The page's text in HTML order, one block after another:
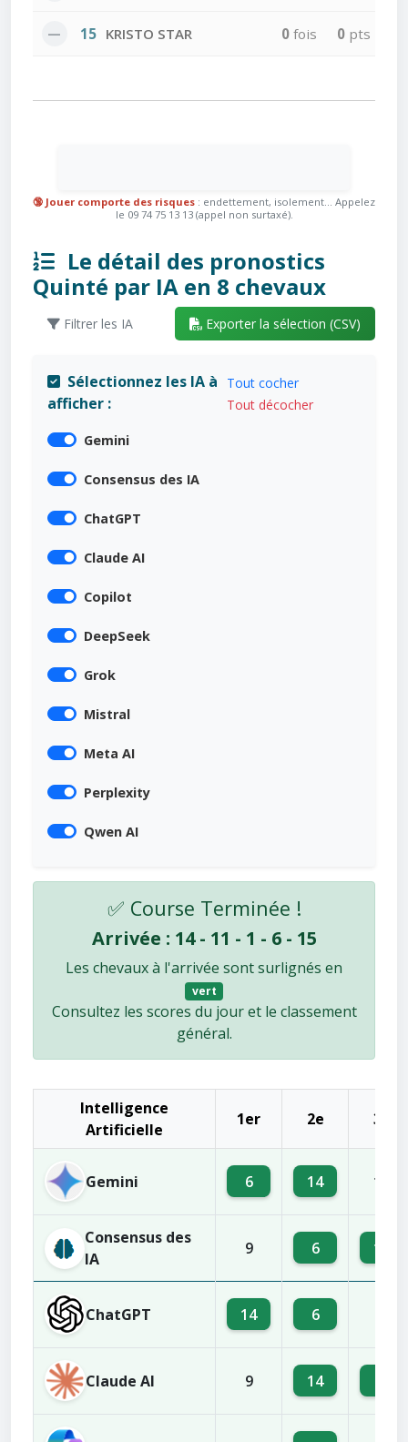
— 15 KRISTO STAR 0 fois 0 pts
🔞 Jouer comporte des risques : endettement, isolement... Appelez
le 09 74 75 13 13 (appel non surtaxé).
Le détail des pronostics
Quinté par IA en 8 chevaux
Filtrer les IA Exporter la sélection (CSV)
Sélectionnez les IA à
afficher :
Tout cocher
Tout décocher
Gemini
Consensus des IA
ChatGPT
Claude AI
Copilot
DeepSeek
Grok
Mistral
Meta AI
Perplexity
Qwen AI
✅ Course Terminée !
Arrivée : 14 - 11 - 1 - 6 - 15
Les chevaux à l'arrivée sont surlignés en
vert
Consultez les scores du jour et le classement
général.
Intelligence
Artificielle
1er 2e 3e
Gemini 6 14 16
Consensus des
IA
9 6 14
ChatGPT 14 6
Claude AI 9 14